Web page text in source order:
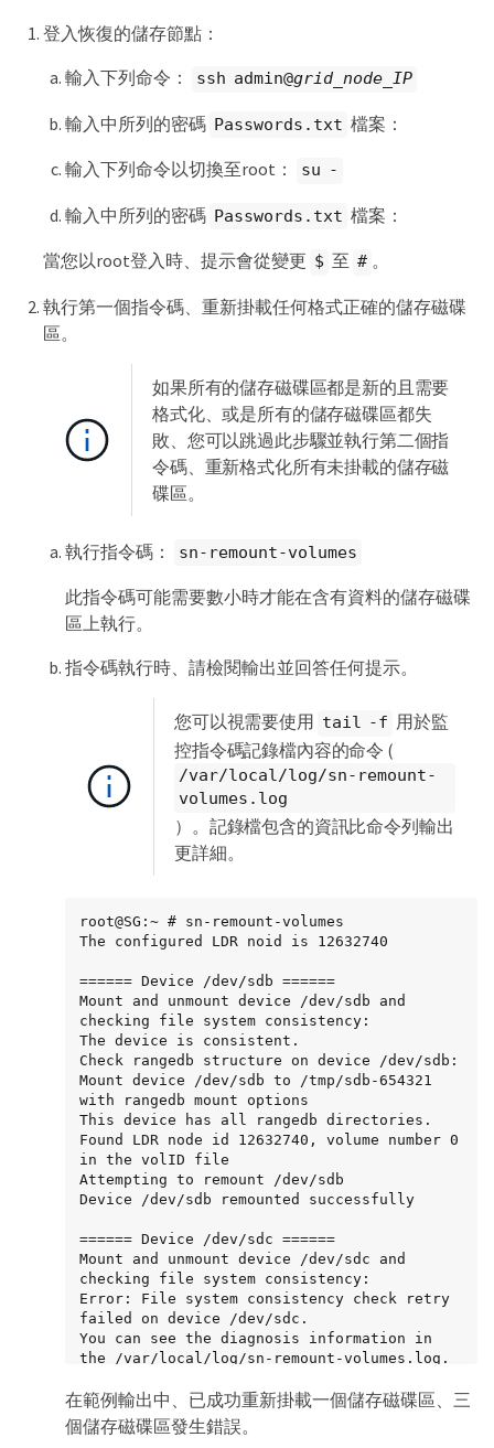
登入恢復的儲存節點：
輸入下列命令：
ssh admin@grid_node_IP
輸入中所列的密碼 Passwords.txt 檔案：
輸入下列命令以切換至root： su -
輸入中所列的密碼 Passwords.txt 檔案：
當您以root登入時、提示會從變更 $ 至 # 。
執行第一個指令碼、重新掛載任何格式正確的儲存磁碟
區。
如果所有的儲存磁碟區都是新的且需要
格式化、或是所有的儲存磁碟區都失
敗、您可以跳過此步驟並執行第二個指
令碼、重新格式化所有未掛載的儲存磁
碟區。
執行指令碼： sn-remount-volumes
此指令碼可能需要數小時才能在含有資料的儲存磁碟
區上執行。
指令碼執行時、請檢閱輸出並回答任何提示。
您可以視需要使用 tail -f 用於監
控指令碼記錄檔內容的命令 (
/var/local/log/sn-remount-
volumes.log
）。記錄檔包含的資訊比命令列輸出
更詳細。
root@SG:~ # sn-remount-volumes
The configured LDR noid is 12632740
====== Device /dev/sdb ======
Mount and unmount device /dev/sdb and
checking file system consistency:
The device is consistent.
Check rangedb structure on device /dev/sdb:
Mount device /dev/sdb to /tmp/sdb-654321
with rangedb mount options
This device has all rangedb directories.
Found LDR node id 12632740, volume number 0
in the volID file
Attempting to remount /dev/sdb
Device /dev/sdb remounted successfully
====== Device /dev/sdc ======
Mount and unmount device /dev/sdc and
checking file system consistency:
Error: File system consistency check retry
failed on device /dev/sdc.
You can see the diagnosis information in
the /var/local/log/sn-remount-volumes.log.
This volume could be new or damaged. If you
run sn-recovery-postinstall.sh, this volume
and any data on this volume will be
在範例輸出中、已成功重新掛載一個儲存磁碟區、三
個儲存磁碟區發生錯誤。